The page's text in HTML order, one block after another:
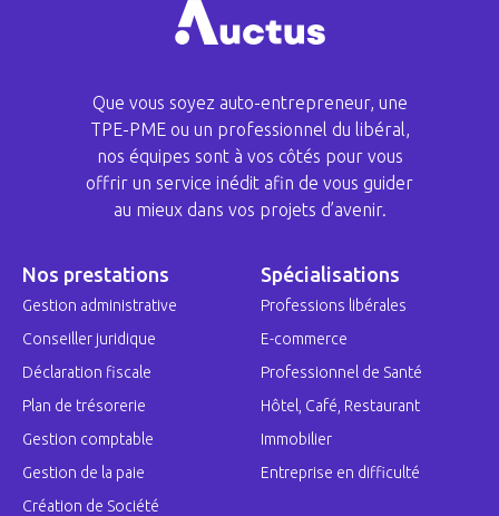
Que vous soyez auto-entrepreneur, une
TPE-PME ou un professionnel du libéral,
nos équipes sont à vos côtés pour vous
offrir un service inédit afin de vous guider
au mieux dans vos projets d’avenir.
Nos prestations
Gestion administrative
Conseiller juridique
Déclaration fiscale
Plan de trésorerie
Gestion comptable
Gestion de la paie
Création de Société
Spécialisations
Professions libérales
E-commerce
Professionnel de Santé
Hôtel, Café, Restaurant
Immobilier
Entreprise en difficulté